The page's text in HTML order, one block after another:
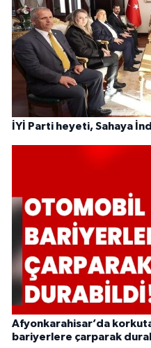
İYİ Parti heyeti, Sahaya
Afyonkarahisar’da
bariyerlere çarparak